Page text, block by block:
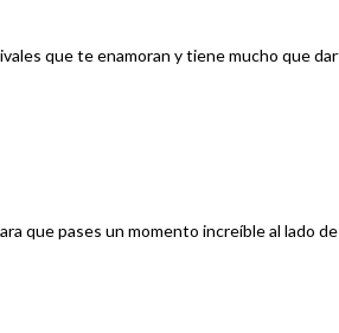
que te enamoran y tiene mucho que
que pases un momento increíble al lado de